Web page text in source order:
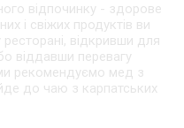
відпочинку - здорове
і свіжих продуктів ви
відкривши для
віддавши перевагу
рекомендуємо мед з
до чаю з карпатських